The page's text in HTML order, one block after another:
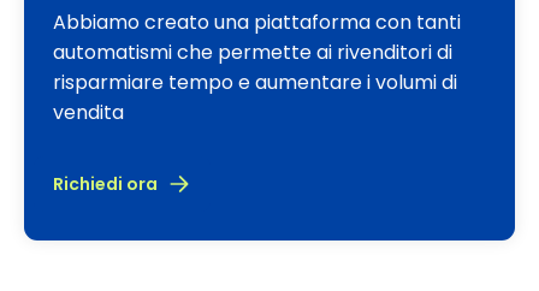
Abbiamo creato una piattaforma con tanti
automatismi che permette ai rivenditori di
risparmiare tempo e aumentare i volumi di
vendita
Richiedi ora